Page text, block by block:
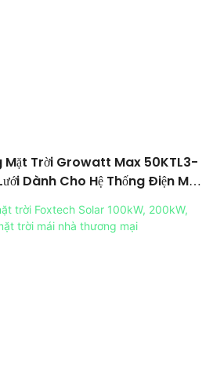
Mặt Trời Growatt Max 50KTL3-
Dành Cho Hệ Thống Điện Mặt